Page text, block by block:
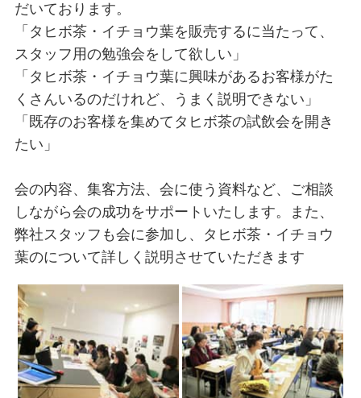
だいております。
「タヒボ茶・イチョウ葉を販売するに当たって、
スタッフ用の勉強会をして欲しい」
「タヒボ茶・イチョウ葉に興味があるお客様がた
くさんいるのだけれど、うまく説明できない」
「既存のお客様を集めてタヒボ茶の試飲会を開き
たい」
会の内容、集客方法、会に使う資料など、ご相談
しながら会の成功をサポートいたします。また、
弊社スタッフも会に参加し、タヒボ茶・イチョウ
葉のについて詳しく説明させていただきます